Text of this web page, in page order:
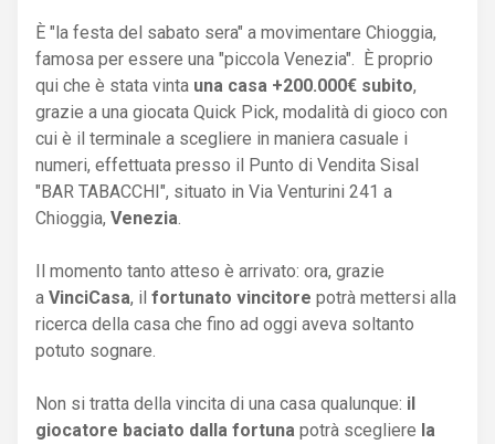
È "la festa del sabato sera" a movimentare Chioggia,
famosa per essere una "piccola Venezia". È proprio
qui che è stata vinta una casa +200.000€ subito,
grazie a una giocata Quick Pick, modalità di gioco con
cui è il terminale a scegliere in maniera casuale i
numeri, effettuata presso il Punto di Vendita Sisal
"BAR TABACCHI", situato in Via Venturini 241 a
Chioggia, Venezia
Il momento tanto atteso è arrivato: ora, grazie
a VinciCasa, il fortunato vincitore potrà mettersi alla
ricerca della casa che fino ad oggi aveva soltanto
potuto sognare.
Non si tratta della vincita di una casa qualunque: il
giocatore baciato dalla fortuna potrà scegliere la